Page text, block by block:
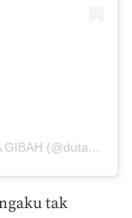
Sebuah kiriman dibagikan oleh MAK DUTA GIBAH (@duta_gibah)
tak